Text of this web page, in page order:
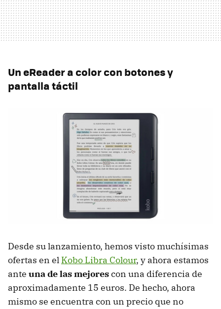
Un eReader a color con botones y
pantalla táctil
Desde su lanzamiento, hemos visto muchísimas
ofertas en el Kobo Libra Colour, y ahora estamos
ante una de las mejorescon una diferencia de
aproximadamente 15 euros. De hecho, ahora
mismo se encuentra con un precio que no